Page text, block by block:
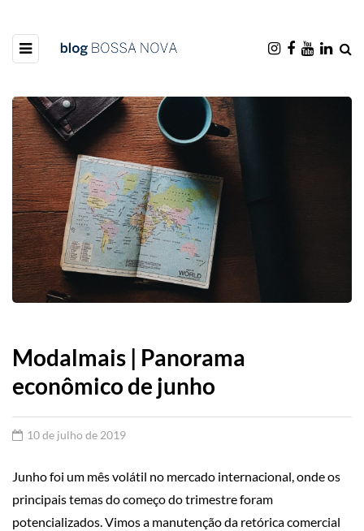
Modalmais | Panorama
econômico de junho
10 de julho de 2019
Junho foi um mês volátil no mercado internacional, onde os
principais temas do começo do trimestre foram
potencializados. Vimos a manutenção da retórica comercial